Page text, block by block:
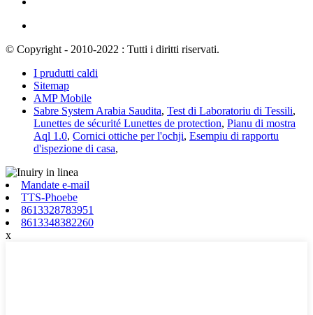
© Copyright - 2010-2022 : Tutti i diritti riservati.
I prudutti caldi
Sitemap
AMP Mobile
Sabre System Arabia Saudita, Test di Laboratoriu di Tessili,
Lunettes de sécurité Lunettes de protection, Pianu di mostra
Aql 1.0, Cornici ottiche per l'ochji, Esempiu di rapportu
d'ispezione di casa,
Mandate e-mail
TTS-Phoebe
8613328783951
8613348382260
x